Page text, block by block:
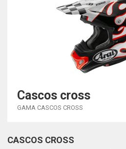
Cascos cross
GAMA CASCOS CROSS
CASCOS CROSS